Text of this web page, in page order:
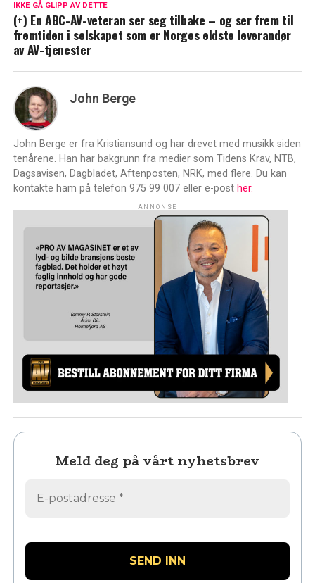
IKKE GÅ GLIPP AV DETTE
(+) En ABC-AV-veteran ser seg tilbake – og ser frem til
fremtiden i selskapet som er Norges eldste leverandør
av AV-tjenester
John Berge
John Berge er fra Kristiansund og har drevet med musikk siden
tenårene. Han har bakgrunn fra medier som Tidens Krav, NTB,
Dagsavisen, Dagbladet, Aftenposten, NRK, med flere. Du kan
kontakte ham på telefon 975 99 007 eller e-post her.
ANNONSE
Meld deg på vårt nyhetsbrev